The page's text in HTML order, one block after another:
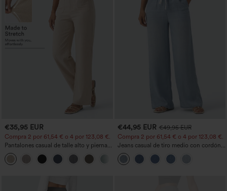
€35,95 EUR
Compra 2 por 61,54 € o 4 por 123,08 €.
Pantalones casual de talle alto y pierna
recta con tacto de lino y bolsillos
+5
€44,95 EUR €49,95 EUR
Compra 2 por 61,54 € o 4 por 123,08 €.
Jeans casual de tiro medio con cordón y
bolsillos